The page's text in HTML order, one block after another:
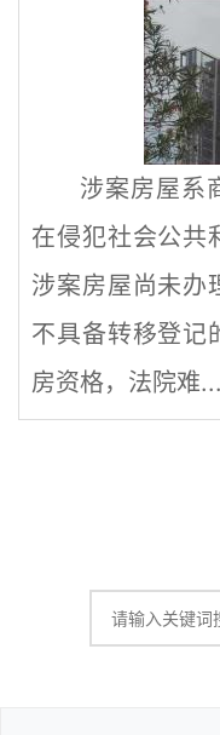
涉案房屋系
在侵犯社会公共
涉案房屋尚未办
不具备转移登记
房资格，法院难...